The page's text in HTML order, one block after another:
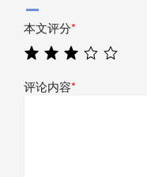
本文评分*
评论内容*